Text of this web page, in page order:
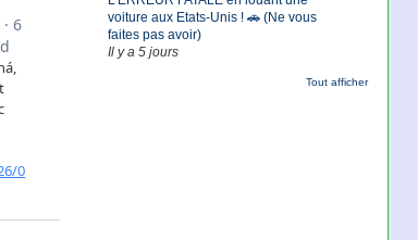
voiture aux Etats-Unis ! 🚗 (Ne vous
faites pas avoir)
Il y a 5 jours
Tout afficher